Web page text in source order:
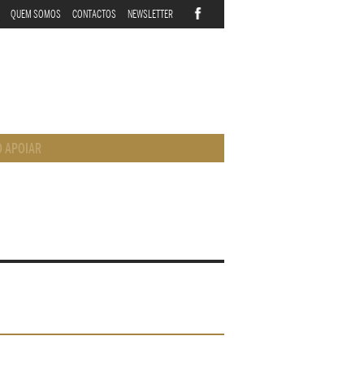
QUEM SOMOS CONTACTOS NEWSLETTER
APOIAR